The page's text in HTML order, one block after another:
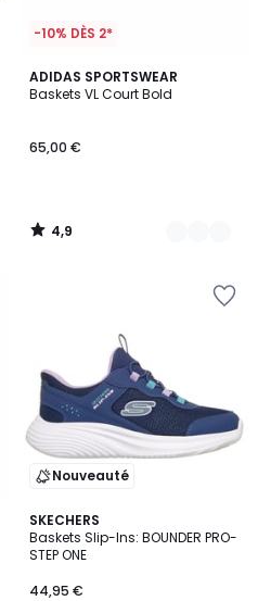
-10% DÈS 2*
ADIDAS SPORTSWEAR
Baskets VL Court Bold
65,00 €
4,9
/ 5
2
Couleurs
4,9
/
Nouveauté
SKECHERS
Baskets Slip-Ins: BOUNDER PRO-
STEP ONE
44,95 €
2
Couleurs